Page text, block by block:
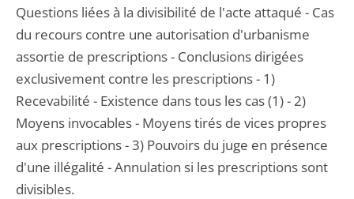
Questions liées à la divisibilité de l'acte attaqué - Cas
du recours contre une autorisation d'urbanisme
assortie de prescriptions - Conclusions dirigées
exclusivement contre les prescriptions - 1)
Recevabilité - Existence dans tous les cas (1) - 2)
Moyens invocables - Moyens tirés de vices propres
aux prescriptions - 3) Pouvoirs du juge en présence
d'une illégalité - Annulation si les prescriptions sont
divisibles.